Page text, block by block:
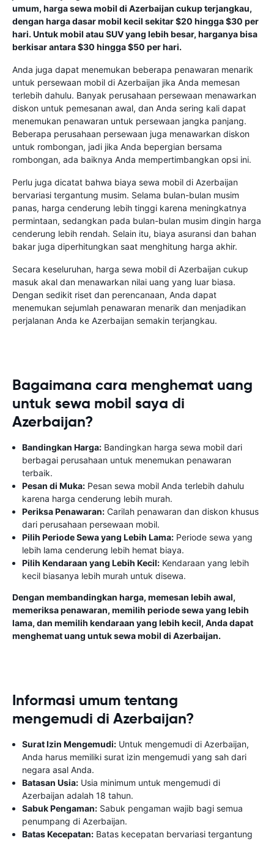
umum, harga sewa mobil di Azerbaijan cukup terjangkau,
dengan harga dasar mobil kecil sekitar $20 hingga $30 per
hari. Untuk mobil atau SUV yang lebih besar, harganya bisa
berkisar antara $30 hingga $50 per hari.
Anda juga dapat menemukan beberapa penawaran menarik
untuk persewaan mobil di Azerbaijan jika Anda memesan
terlebih dahulu. Banyak perusahaan persewaan menawarkan
diskon untuk pemesanan awal, dan Anda sering kali dapat
menemukan penawaran untuk persewaan jangka panjang.
Beberapa perusahaan persewaan juga menawarkan diskon
untuk rombongan, jadi jika Anda bepergian bersama
rombongan, ada baiknya Anda mempertimbangkan opsi ini.
Perlu juga dicatat bahwa biaya sewa mobil di Azerbaijan
bervariasi tergantung musim. Selama bulan-bulan musim
panas, harga cenderung lebih tinggi karena meningkatnya
permintaan, sedangkan pada bulan-bulan musim dingin harga
cenderung lebih rendah. Selain itu, biaya asuransi dan bahan
bakar juga diperhitungkan saat menghitung harga akhir.
Secara keseluruhan, harga sewa mobil di Azerbaijan cukup
masuk akal dan menawarkan nilai uang yang luar biasa.
Dengan sedikit riset dan perencanaan, Anda dapat
menemukan sejumlah penawaran menarik dan menjadikan
perjalanan Anda ke Azerbaijan semakin terjangkau.
Bagaimana cara menghemat uang
untuk sewa mobil saya di
Azerbaijan?
Bandingkan Harga: Bandingkan harga sewa mobil dari
berbagai perusahaan untuk menemukan penawaran
terbaik.
Pesan di Muka: Pesan sewa mobil Anda terlebih dahulu
karena harga cenderung lebih murah.
Periksa Penawaran: Carilah penawaran dan diskon khusus
dari perusahaan persewaan mobil.
Pilih Periode Sewa yang Lebih Lama: Periode sewa yang
lebih lama cenderung lebih hemat biaya.
Pilih Kendaraan yang Lebih Kecil: Kendaraan yang lebih
kecil biasanya lebih murah untuk disewa.
Dengan membandingkan harga, memesan lebih awal,
memeriksa penawaran, memilih periode sewa yang lebih
lama, dan memilih kendaraan yang lebih kecil, Anda dapat
menghemat uang untuk sewa mobil di Azerbaijan.
Informasi umum tentang
mengemudi di Azerbaijan?
Surat Izin Mengemudi: Untuk mengemudi di Azerbaijan,
Anda harus memiliki surat izin mengemudi yang sah dari
negara asal Anda.
Batasan Usia: Usia minimum untuk mengemudi di
Azerbaijan adalah 18 tahun.
Sabuk Pengaman: Sabuk pengaman wajib bagi semua
penumpang di Azerbaijan.
Batas Kecepatan: Batas kecepatan bervariasi tergantung